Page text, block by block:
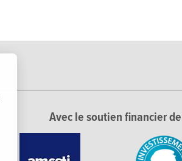
Avec le soutien financier